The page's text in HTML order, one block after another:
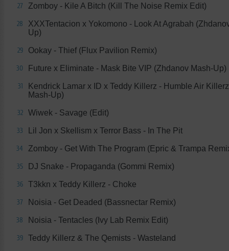
27 Zomboy - Kile A Bitch (Kill The Noise Remix Edit)
28
XXXTentacion x Yokomono - Look At Agrabah
Up)
29 Ookay - Thief (Flux Pavilion Remix)
30 Future x Eliminate - Mask Bite VIP (Zhdanov Mash-Up)
31
Kendrick Lamar x ID x Teddy Killerz - Humble Air
Mash-Up)
32 Wiwek - Savage (Edit)
33 Lil Jon x Skellism x Terror Bass - In The Pit
34 Zomboy - Get With The Program (Epric & Trampa
35 DJ Snake - Propaganda (Gommi Remix)
36 T3kkn x Teddy Killerz - Choke
37 Noisia - Get Deaded (Bassnectar Remix)
38 Noisia - Tentacles (Ivy Lab Remix Edit)
39 Teddy Killerz & The Qemists - Wasteland